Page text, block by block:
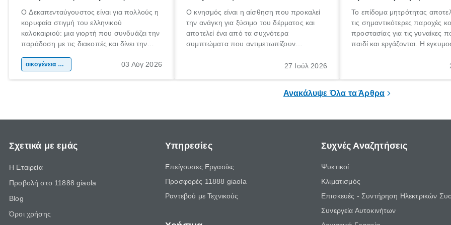
Ο Δεκαπενταύγουστος είναι για πολλούς η
κορυφαία στιγμή του ελληνικού
καλοκαιριού: μια γιορτή που συνδυάζει την
παράδοση με τις διακοπές και δίνει την
χώρας. Είτε πρόκειται για λίγες μέρες
οικογένεια & παιδί 03 Αύγ 2026
Ο κνησμός είναι η αίσθηση που προκαλεί
την ανάγκη για ξύσιμο του δέρματος και
αποτελεί ένα από τα συχνότερα
συμπτώματα που αντιμετωπίζουν
πληροφορίες για το «κνησμός τι είναι»,
27 Ιούλ 2026
Το επίδομα μητρότητας
τις σημαντικότερες παροχές
προστασίας για τις γυναίκες
παιδί και εργάζονται. Η
σημαντική περίοδος στη ζωή
Ανακάλυψε Όλα τα Άρθρα
Σχετικά με εμάς
Η Εταιρεία
Προβολή στο 11888 giaola
Blog
Όροι χρήσης
Υπηρεσίες
Επείγουσες Εργασίες
Προσφορές 11888 giaola
Ραντεβού με Τεχνικούς
Συχνές Αναζητήσεις
Ψυκτικοί
Κλιματισμός
Επισκευές - Συντήρηση Ηλεκτρικών
Συνεργεία Αυτοκινήτων